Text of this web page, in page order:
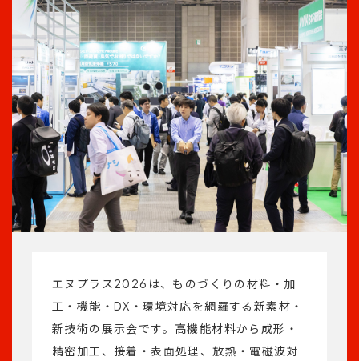
エヌプラス2026は、ものづくりの材料・加
工・機能・DX・環境対応を網羅する新素材・
新技術の展示会です。高機能材料から成形・
精密加工、接着・表面処理、放熱・電磁波対